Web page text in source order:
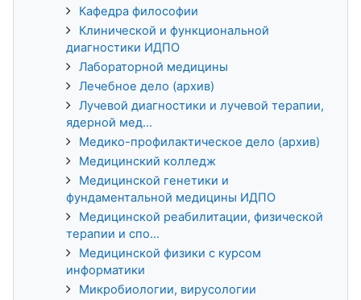
Кафедра философии
Клинической и функциональной
диагностики ИДПО
Лабораторной медицины
Лечебное дело (архив)
Лучевой диагностики и лучевой терапии,
ядерной мед...
Медико-профилактическое дело (архив)
Медицинский колледж
Медицинской генетики и
фундаментальной медицины ИДПО
Медицинской реабилитации, физической
терапии и спо...
Медицинской физики с курсом
информатики
Микробиологии, вирусологии